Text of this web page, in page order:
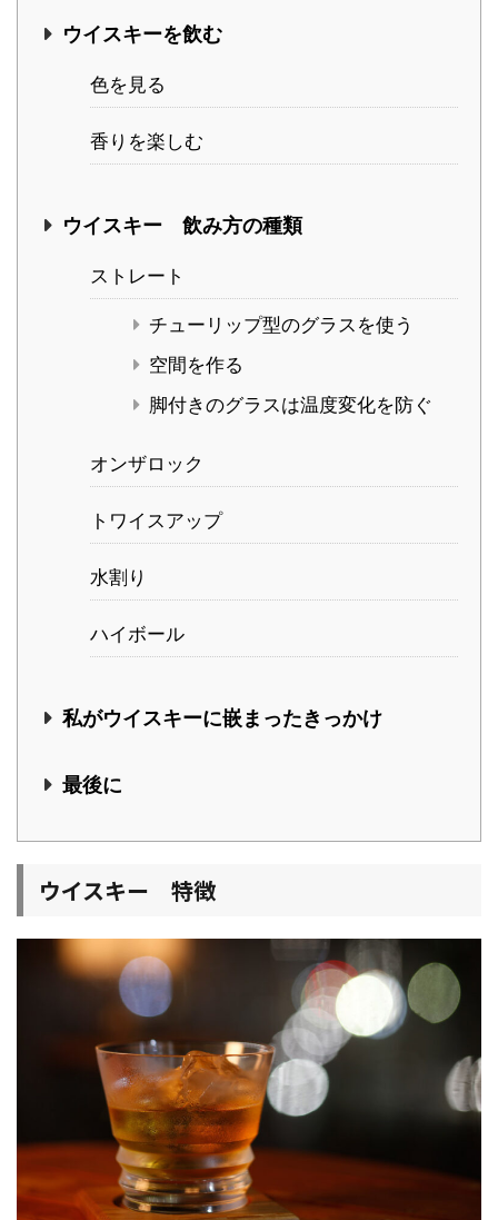
ウイスキーを飲む
色を見る
香りを楽しむ
ウイスキー 飲み方の種類
ストレート
チューリップ型のグラスを使う
空間を作る
脚付きのグラスは温度変化を防ぐ
オンザロック
トワイスアップ
水割り
ハイボール
私がウイスキーに嵌まったきっかけ
最後に
ウイスキー 特徴